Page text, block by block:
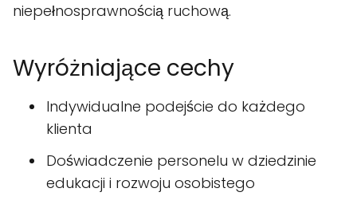
niepełnosprawnością ruchową.
Wyróżniające cechy
Indywidualne podejście do każdego
klienta
Doświadczenie personelu w dziedzinie
edukacji i rozwoju osobistego